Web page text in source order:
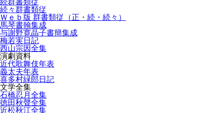
続群書類従
続々群書類従
Ｗｅｂ版 群書類従（正・続・続々）
馬琴書翰集成
与謝野寛晶子書簡集成
梅若実日記
西山宗因全集
演劇資料
近代歌舞伎年表
義太夫年表
喜多村緑郎日記
文学全集
石橋忍月全集
徳田秋聲全集
近松秋江全集